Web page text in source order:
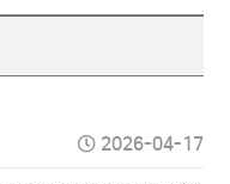
2026-04-17